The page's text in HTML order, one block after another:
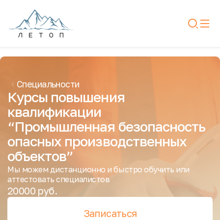
Специальности
Курсы повышения
квалификации
“Промышленная безопасность
опасных производственных
объектов”
Мы можем дистанционно и быстро обучить или
аттестовать специалистов
20000 руб.
Записаться